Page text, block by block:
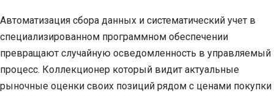
Автоматизация сбора данных и систематический учет в
специализированном программном обеспечении
превращают случайную осведомленность в управляемый
процесс. Коллекционер который видит актуальные
рыночные оценки своих позиций рядом с ценами покупки